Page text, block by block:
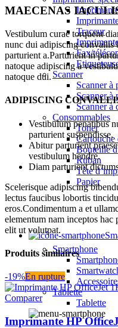
Traceur
Fax/
Scanner
Scanner à
Scanner à
Scanner à
Consommables
Toner
Cartouche
Bouteille
Ruban
Tête
Papier
Smartphone
Tablette
Tablette
MAECENAS
Vestibulum curae torquent
nunc dui adipiscing convallis
parturient a.Parturient in
natoque adipiscing a
natoque dui.
ADIPISCING
Vestibulum penatibus
parturient suspendisse.
Abitur parturient
vestibulum hendre.
Diam parturient
Scelerisque adipiscing
lectus faucibus lobortis
eros.Condimentum a et
elementum nam inceptos hac
elit ut volutpat.
Produits similaires
-19%En rupture
Comparer
Imprimante HP